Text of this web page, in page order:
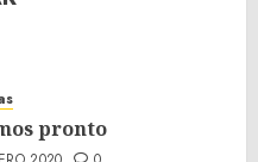
pronto